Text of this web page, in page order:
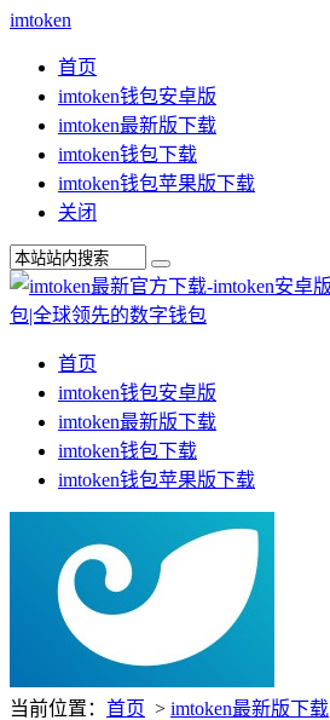
imtoken
首页
imtoken钱包安卓版
imtoken最新版下载
imtoken钱包下载
imtoken钱包苹果版下载
关闭
首页
imtoken钱包安卓版
imtoken最新版下载
imtoken钱包下载
imtoken钱包苹果版下载
当前位置： 首页 > imtoken最新版下载